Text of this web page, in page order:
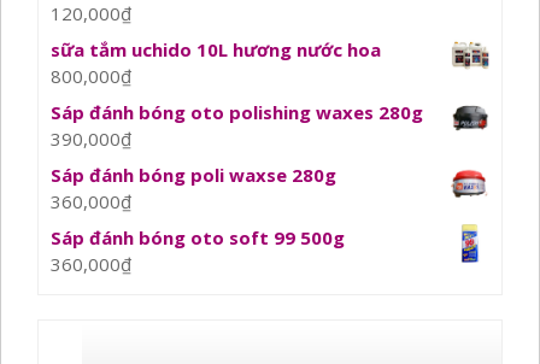
120,000₫
sữa tắm uchido 10L hương nước hoa
800,000₫
Sáp đánh bóng oto polishing waxes 280g
390,000₫
Sáp đánh bóng poli waxse 280g
360,000₫
Sáp đánh bóng oto soft 99 500g
360,000₫